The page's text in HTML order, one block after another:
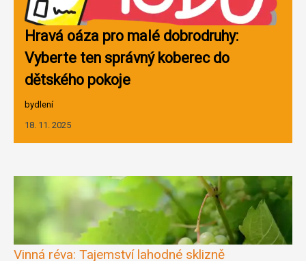
Hravá oáza pro malé dobrodruhy:
Vyberte ten správný koberec do
dětského pokoje
bydlení
18. 11. 2025
Vinná réva: Tajemství lahodné sklizně